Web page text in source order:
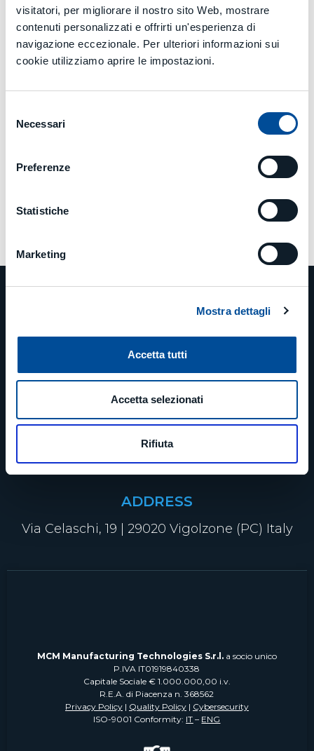
visitatori, per migliorare il nostro sito Web, mostrare
contenuti personalizzati e offrirti un'esperienza di
navigazione eccezionale. Per ulteriori informazioni sui
cookie utilizziamo aprire le impostazioni.
delNecessari
Preferenze
Statistiche
Marketing
Mostra dettagli
Accetta tutti
Accetta selezionati
Rifiuta
Email
ACCONSENTO ALTRATTAMENTO DEI DATI
Invia
PHONE
+39 0523 879811
EMAIL
info@mcm-group.com
ADDRESS
Via Celaschi, 19 | 29020 Vigolzone (PC) Italy
MCM Manufacturing Technologies S.r.l. a socio unico
P.IVA IT01919840338
Capitale Sociale € 1.000.000,00 i.v.
R.E.A. di Piacenza n. 368562
Privacy Policy | Quality Policy| Cybersecurity
ISO-9001 Conformity: IT – ENG